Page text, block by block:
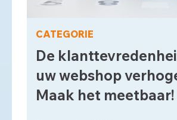
CATEGORIE
De
uw webshop
Maak het meetbaar!